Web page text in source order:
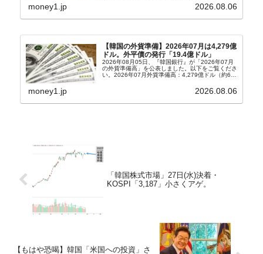
上、韓国大統領に成りおおせた李在明（イ・ジェミ
money1.jp 2026.08.06
【韓国の外貨準備】2026年07月は4,279億
ドル。外平債の発行「19.4億ドル」
2026年08月05日、『韓国銀行』が「2026年07月
の外貨準備高」を公表しました。以下をご覧くださ
い。2026年07月外貨準備高：4,279億ドル（約67
money1.jp 2026.08.06
「韓国株式市場」27日(水)決着・
KOSPI「3,187」小さくアゲ。
【もはや恐喝】韓国「米国への投資」さ